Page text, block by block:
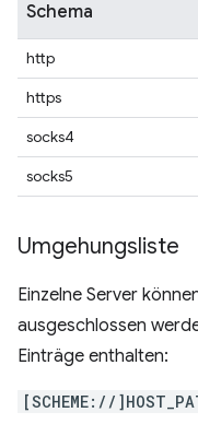
Schema
http
https
socks4
socks5
Umgehungsliste
Einzelne Server
ausgeschlossen
Einträge enthalten:
[SCHEME://